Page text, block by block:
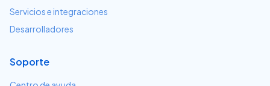
Servicios e integraciones
Desarrolladores
Soporte